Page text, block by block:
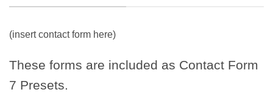
(insert contact form here)
These forms are included as Contact Form
7 Presets.